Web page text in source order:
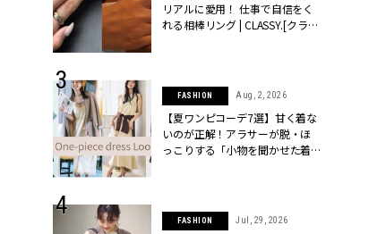
1つでも
ートの
ズに注
リアルに愛用！ 仕事で自信をく
れる相棒リング | CLASSY.[クラッ
FASHION Aug, 2, 2026
【夏ワンピコーデ7選】甘く着な
いのが正解！アラサーが脱・ほ
っこりする「小物を聞かせた着
FASHION Jul, 29, 2026